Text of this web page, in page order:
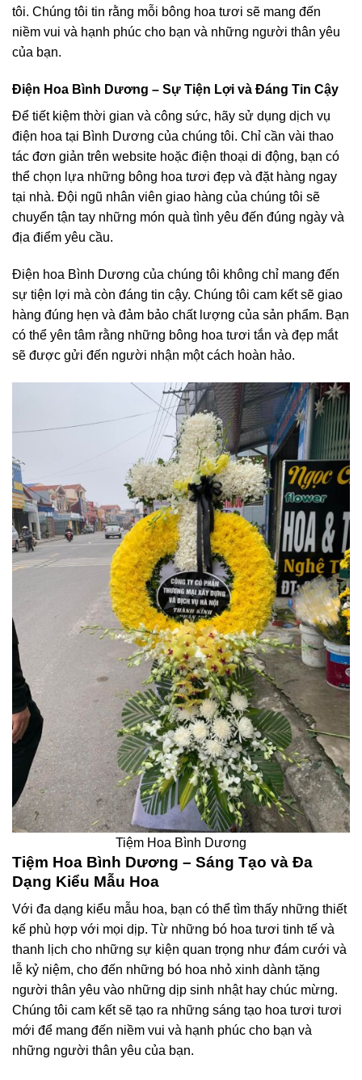
tôi. Chúng tôi tin rằng mỗi bông hoa tươi sẽ mang đến
niềm vui và hạnh phúc cho bạn và những người thân yêu
của bạn.
Điện Hoa Bình Dương – Sự Tiện Lợi và Đáng Tin Cậy
Để tiết kiệm thời gian và công sức, hãy sử dụng dịch vụ
điện hoa tại Bình Dương của chúng tôi. Chỉ cần vài thao
tác đơn giản trên website hoặc điện thoại di động, bạn có
thể chọn lựa những bông hoa tươi đẹp và đặt hàng ngay
tại nhà. Đội ngũ nhân viên giao hàng của chúng tôi sẽ
chuyển tận tay những món quà tình yêu đến đúng ngày và
địa điểm yêu cầu.
Điện hoa Bình Dương của chúng tôi không chỉ mang đến
sự tiện lợi mà còn đáng tin cậy. Chúng tôi cam kết sẽ giao
hàng đúng hẹn và đảm bảo chất lượng của sản phẩm. Bạn
có thể yên tâm rằng những bông hoa tươi tắn và đẹp mắt
sẽ được gửi đến người nhận một cách hoàn hảo.
Tiệm Hoa Bình Dương
Tiệm Hoa Bình Dương – Sáng Tạo và Đa
Dạng Kiểu Mẫu Hoa
Với đa dạng kiểu mẫu hoa, bạn có thể tìm thấy những thiết
kế phù hợp với mọi dịp. Từ những bó hoa tươi tinh tế và
thanh lịch cho những sự kiện quan trọng như đám cưới và
lễ kỷ niệm, cho đến những bó hoa nhỏ xinh dành tặng
người thân yêu vào những dịp sinh nhật hay chúc mừng.
Chúng tôi cam kết sẽ tạo ra những sáng tạo hoa tươi tươi
mới để mang đến niềm vui và hạnh phúc cho bạn và
những người thân yêu của bạn.